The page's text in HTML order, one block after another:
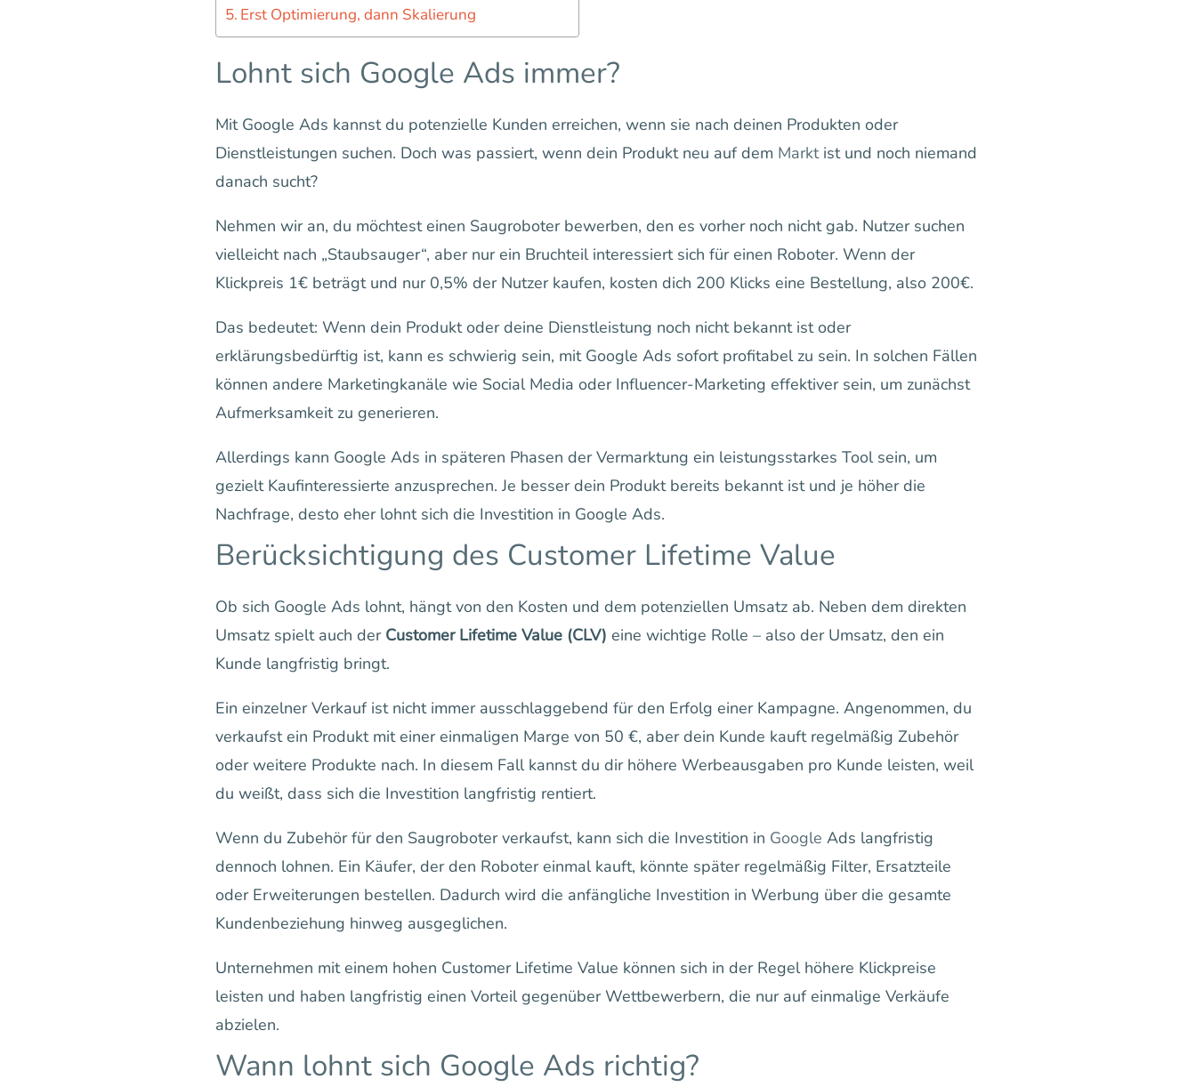
Erst Optimierung, dann Skalierung
Lohnt sich Google Ads immer?
Mit Google Ads kannst du potenzielle Kunden erreichen, wenn sie nach deinen Produkten oder
Dienstleistungen suchen. Doch was passiert, wenn dein Produkt neu auf dem Markt ist und noch niemand
danach sucht?
Nehmen wir an, du möchtest einen Saugroboter bewerben, den es vorher noch nicht gab. Nutzer suchen
vielleicht nach „Staubsauger“, aber nur ein Bruchteil interessiert sich für einen Roboter. Wenn der
Klickpreis 1€ beträgt und nur 0,5% der Nutzer kaufen, kosten dich 200 Klicks eine Bestellung, also 200€.
Das bedeutet: Wenn dein Produkt oder deine Dienstleistung noch nicht bekannt ist oder
erklärungsbedürftig ist, kann es schwierig sein, mit Google Ads sofort profitabel zu sein. In solchen Fällen
können andere Marketingkanäle wie Social Media oder Influencer-Marketing effektiver sein, um zunächst
Aufmerksamkeit zu generieren.
Allerdings kann Google Ads in späteren Phasen der Vermarktung ein leistungsstarkes Tool sein, um
gezielt Kaufinteressierte anzusprechen. Je besser dein Produkt bereits bekannt ist und je höher die
Nachfrage, desto eher lohnt sich die Investition in Google Ads.
Berücksichtigung des Customer Lifetime Value
Ob sich Google Ads lohnt, hängt von den Kosten und dem potenziellen Umsatz ab. Neben dem direkten
Umsatz spielt auch der Customer Lifetime Value (CLV) eine wichtige Rolle – also der Umsatz, den ein
Kunde langfristig bringt.
Ein einzelner Verkauf ist nicht immer ausschlaggebend für den Erfolg einer Kampagne. Angenommen, du
verkaufst ein Produkt mit einer einmaligen Marge von 50 €, aber dein Kunde kauft regelmäßig Zubehör
oder weitere Produkte nach. In diesem Fall kannst du dir höhere Werbeausgaben pro Kunde leisten, weil
du weißt, dass sich die Investition langfristig rentiert.
Wenn du Zubehör für den Saugroboter verkaufst, kann sich die Investition in Google Ads langfristig
dennoch lohnen. Ein Käufer, der den Roboter einmal kauft, könnte später regelmäßig Filter, Ersatzteile
oder Erweiterungen bestellen. Dadurch wird die anfängliche Investition in Werbung über die gesamte
Kundenbeziehung hinweg ausgeglichen.
Unternehmen mit einem hohen Customer Lifetime Value können sich in der Regel höhere Klickpreise
leisten und haben langfristig einen Vorteil gegenüber Wettbewerbern, die nur auf einmalige Verkäufe
abzielen.
Wann lohnt sich Google Ads richtig?